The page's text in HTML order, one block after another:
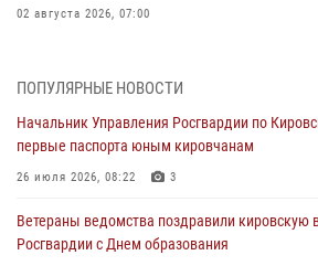
02 августа 2026, 07:00
Российской Федерации
В Росгвардии вспоминают российских
мировой войне 1914-1918 годов
В Кирове офицер Росгвардии стал
ПОПУЛЯРНЫЕ НОВОСТИ
Начальник Управления Росгвардии по
первые паспорта юным кировчанам
26 июля 2026, 08:22 3
Ветераны ведомства поздравили кировскую
Росгвардии с Днем образования